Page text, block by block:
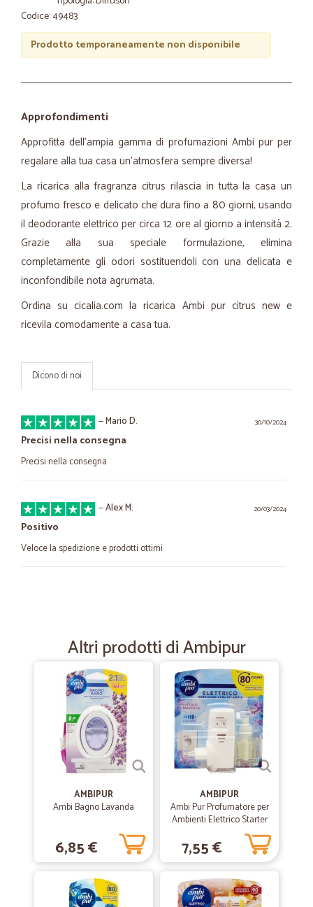
Codice: 49483
Prodotto temporaneamente non disponibile
Approfondimenti
Approfitta dell’ampia gamma di profumazioni Ambi pur per
regalare alla tua casa un’atmosfera sempre diversa!
La ricarica alla fragranza citrus rilascia in tutta la casa un
profumo fresco e delicato che dura fino a 80 giorni, usando
il deodorante elettrico per circa 12 ore al giorno a intensità 2.
Grazie alla sua speciale formulazione, elimina
completamente gli odori sostituendoli con una delicata e
inconfondibile nota agrumata.
Ordina su cicalia.com la ricarica Ambi pur citrus new e
ricevila comodamente a casa tua.
Dicono di noi
30/10/2024
—Mario D.
Precisi nella consegna
Precisi nella consegna
20/03/2024
—Alex M.
Positivo
Veloce la spedizione e prodotti ottimi
18/02/2022
—Mauro C.
Il mio giudizio sul sito online di…Cicalia
Il mio giudizio sul sito online di vendite di Cicalia dove compro
prodotti già da un po è molto positivo,dispongono di un catalogo
prodotti molto vario e di ottime marche,i prezzi sono nettamente
inferiori rispetto ai negozi e centri commerciali,anche il servizio
spedizioni consegne è abbastanza veloce e puntuale.Scegliere i
semplice e veloce.Consiglio sicuramente questo sito per la vostra
spesa online.
15/01/2021
Trustpilot
Ottimo come sempre!
Riscrivo di nuovo per confermare il mio apprezzamento verso Cicalia.
Altri prodotti di Ambipur
AMBIPUR
Ambi Bagno Lavanda
6,85 €
AMBIPUR
Ambi Pur Profumatore per
Ambienti Elettrico Starter
Kit, Lenor Risveglio
Primaverile, 20 ml
7,55 €